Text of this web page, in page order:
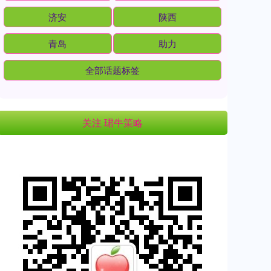
济安 陕西
青岛 助力
全部话题标签
关注 珺牛策略